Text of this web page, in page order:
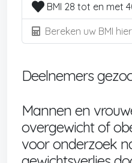
BMI 28 tot en met
Bereken uw BMI hier
Deelnemers
Mannen en
overgewicht of
voor onderzoek